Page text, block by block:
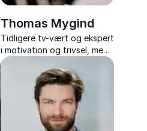
Thomas Mygind
Tidligere tv-vært og ekspert
i motivation og trivsel, med
humoristiske og gribende
foredrag om arbejdsglæde,
trivsel og motivation, der
skaber varig forandring.